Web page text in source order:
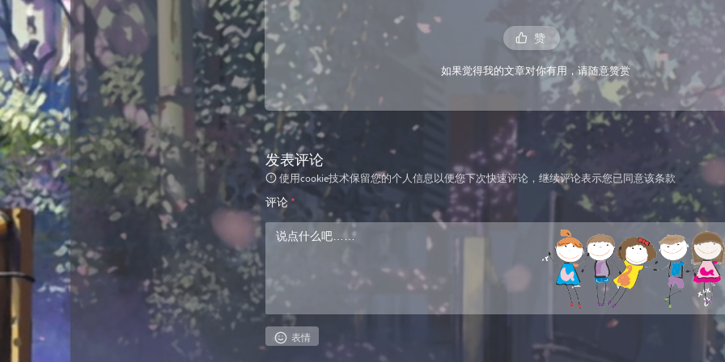
赞
如果觉得我的文章对你有用，请随意赞赏
发表评论
使用cookie技术保留您的个人信息以便您下次快速评论，继续评论表示您已同意该条款
评论 *
表情